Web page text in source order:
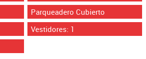
Parqueadero Cubierto
Vestidores: 1